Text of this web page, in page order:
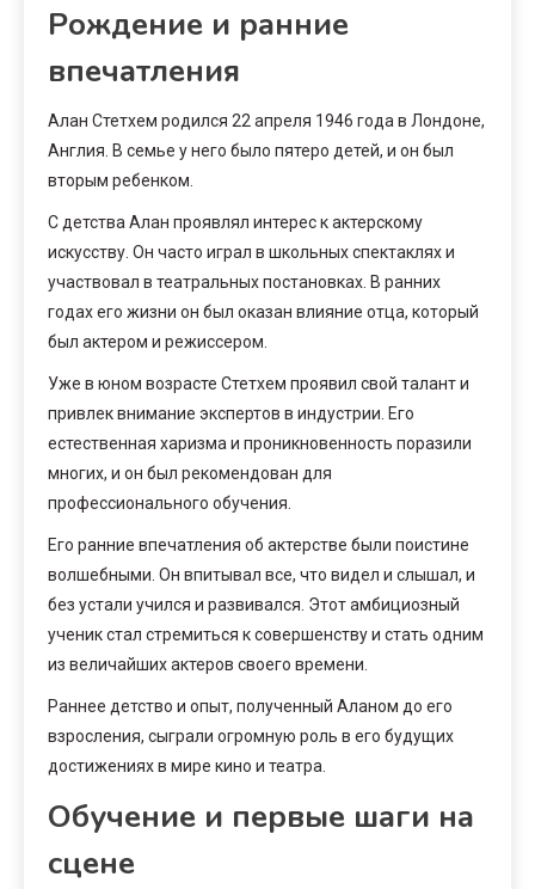
Рождение и ранние
впечатления
Алан Стетхем родился 22 апреля 1946 года в Лондоне,
Англия. В семье у него было пятеро детей, и он был
вторым ребенком.
С детства Алан проявлял интерес к актерскому
искусству. Он часто играл в школьных спектаклях и
участвовал в театральных постановках. В ранних
годах его жизни он был оказан влияние отца, который
был актером и режиссером.
Уже в юном возрасте Стетхем проявил свой талант и
привлек внимание экспертов в индустрии. Его
естественная харизма и проникновенность поразили
многих, и он был рекомендован для
профессионального обучения.
Его ранние впечатления об актерстве были поистине
волшебными. Он впитывал все, что видел и слышал, и
без устали учился и развивался. Этот амбициозный
ученик стал стремиться к совершенству и стать одним
из величайших актеров своего времени.
Раннее детство и опыт, полученный Аланом до его
взросления, сыграли огромную роль в его будущих
достижениях в мире кино и театра.
Обучение и первые шаги на
сцене